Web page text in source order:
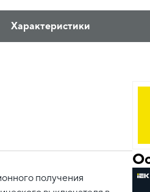
Характеристики
получения